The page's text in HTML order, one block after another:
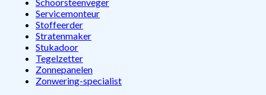
Servicemonteur
Stoffeerder
Stratenmaker
Stukadoor
Tegelzetter
Zonnepanelen
Zonwering-specialist